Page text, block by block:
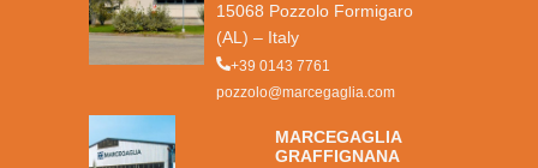
15068 Pozzolo Formigaro
(AL) – Italy
+39 0143 7761
pozzolo@marcegaglia.com
MARCEGAGLIA
GRAFFIGNANA